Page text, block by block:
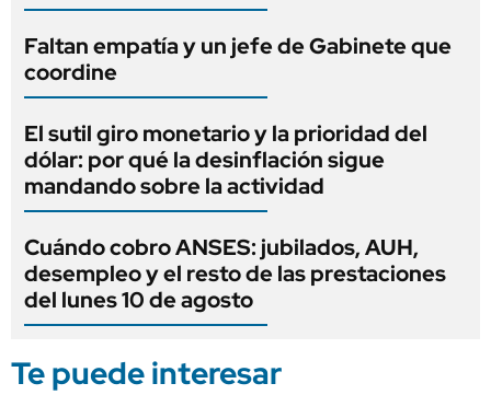
Faltan empatía y un jefe de Gabinete que
coordine
El sutil giro monetario y la prioridad del
dólar: por qué la desinflación sigue
mandando sobre la actividad
Cuándo cobro ANSES: jubilados, AUH,
desempleo y el resto de las prestaciones
del lunes 10 de agosto
Te puede interesar